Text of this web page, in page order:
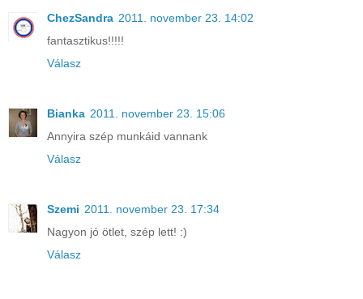
ChezSandra 2011. november 23. 14:02
fantasztikus!!!!!
Válasz
Bianka 2011. november 23. 15:06
Annyira szép munkáid vannank
Válasz
Szemi 2011. november 23. 17:34
Nagyon jó ötlet, szép lett! :)
Válasz